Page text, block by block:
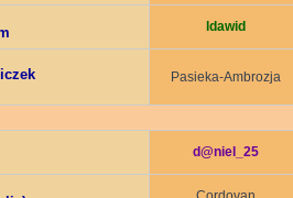
ldawid
Pasieka-Ambrozja
d@niel_25